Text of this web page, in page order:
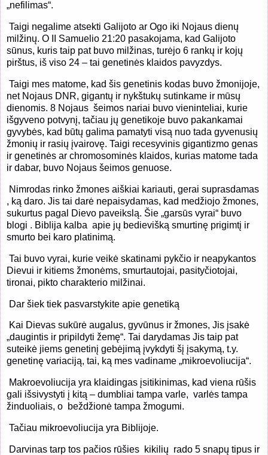
„nefilimas“.
Taigi negalime atsekti Galijoto ar Ogo iki Nojaus dienų
milžinų. O II Samuelio 21:20 pasakojama, kad Galijoto
sūnus, kuris taip pat buvo milžinas, turėjo 6 rankų ir kojų
pirštus, iš viso 24 – tai genetinės klaidos pavyzdys.
Taigi mes matome, kad šis genetinis kodas buvo žmonijoje,
net Nojaus DNR, gigantų ir nykštukų sutinkame ir mūsų
dienomis. 8 Nojaus šeimos nariai buvo vieninteliai, kurie
išgyveno potvynį, tačiau jų genetikoje buvo pakankamai
gyvybės, kad būtų galima pamatyti visą nuo tada gyvenusių
žmonių ir rasių įvairovę. Taigi recesyvinis gigantizmo genas
ir genetinės ar chromosominės klaidos, kurias matome tada
ir dabar, buvo Nojaus šeimos genuose.
Nimrodas rinko žmones aiškiai kariauti, gerai suprasdamas
, ką daro. Jis tai darė nepaisydamas, kad medžiojo žmones,
sukurtus pagal Dievo paveikslą. Šie „garsūs vyrai“ buvo
blogi . Biblija kalba apie jų bedievišką smurtinę prigimtį ir
smurto bei karo platinimą.
Tai buvo vyrai, kurie veikė skatinami pykčio ir neapykantos
Dievui ir kitiems žmonėms, smurtautojai, pasityčiotojai,
tironai, pikto charakterio milžinai.
Dar šiek tiek pasvarstykite apie genetiką
Kai Dievas sukūrė augalus, gyvūnus ir žmones, Jis įsakė
„daugintis ir pripildyti žemę“. Tai darydamas Jis taip pat
suteikė jiems genetinį gebėjimą įvykdyti šį įsakymą, t.y.
genetinę variaciją, tai, ką mes vadiname „mikroevoliucija“.
Makroevoliucija yra klaidingas įsitikinimas, kad viena rūšis
gali išsivystyti į kitą – dumbliai tampa varle, varlės tampa
žinduoliais, o beždžionė tampa žmogumi.
Tačiau mikroevoliucija yra Biblijoje.
Darvinas tarp tos pačios rūšies kikilių rado 5 snapų tipus ir